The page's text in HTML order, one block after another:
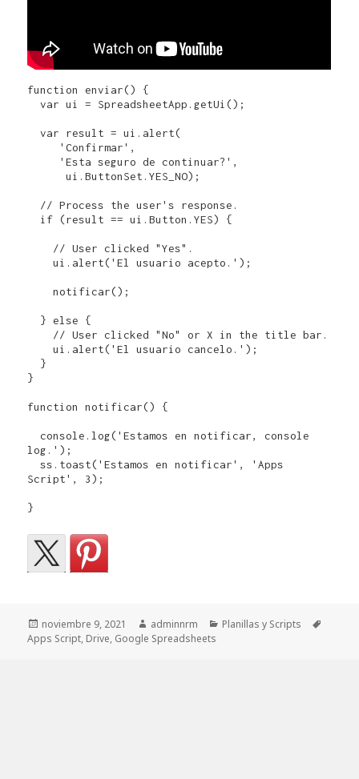
function enviar() {
  var ui = SpreadsheetApp.getUi();
  var result = ui.alert(
      ui.ButtonSet.YES_NO);
    ui.alert('El usuario acepto.');
    notificar();
    ui.alert('El usuario cancelo.');
}
function notificar() {
log.');
  ss.toast('Estamos en notificar', 'Apps
Script', 3);
}
Publicado
el
noviembre 9, 2021 Autor
adminnrm Categorías
Planillas y Scripts
Apps Script, Drive, Google Spreadsheets